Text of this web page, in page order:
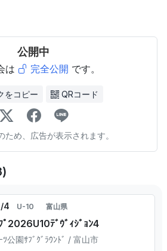
公開中
は 完全公開 です。
をコピー QRコード
ため、広告が表示されます。
4 U-10 富山県
ﾟ2026U10ﾃﾞｳﾞｨｼﾞｮﾝ4
ﾂ公園ｻﾌﾞｸﾞﾗｳﾝﾄﾞ / 富山市